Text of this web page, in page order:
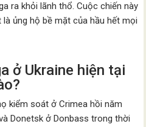
ra khỏi lãnh thổ. Cuộc chiến này
ủng hộ bề mặt của hầu hết mọi
ở Ukraine hiện tại
kiểm soát ở Crimea hồi năm
Donetsk ở Donbass trong thời